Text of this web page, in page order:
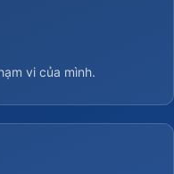
vi của mình.